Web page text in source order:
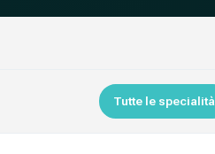
Tutte le specialità